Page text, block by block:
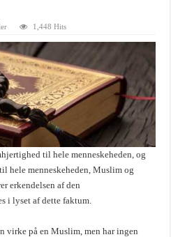
1,448 Hits
til hele menneskeheden, og
hele menneskeheden, Muslim og
erkendelsen af den
i lyset af dette faktum.
virke på en Muslim, men har ingen